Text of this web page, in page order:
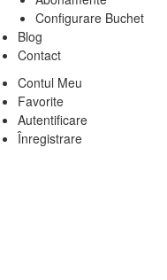
Configurare Buchet
Blog
Contact
Contul Meu
Favorite
Autentificare
Înregistrare